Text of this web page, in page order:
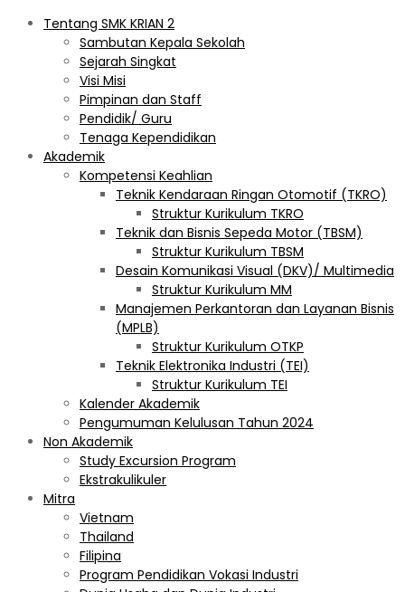
Tentang SMK KRIAN 2
Sambutan Kepala Sekolah
Sejarah Singkat
Visi Misi
Pimpinan dan Staff
Pendidik/ Guru
Tenaga Kependidikan
Akademik
Kompetensi Keahlian
Teknik Kendaraan Ringan Otomotif (TKRO)
Struktur Kurikulum TKRO
Teknik dan Bisnis Sepeda Motor (TBSM)
Struktur Kurikulum TBSM
Desain Komunikasi Visual (DKV)/ Multimedia
Struktur Kurikulum MM
Manajemen Perkantoran dan Layanan Bisnis
(MPLB)
Struktur Kurikulum OTKP
Teknik Elektronika Industri (TEI)
Struktur Kurikulum TEI
Kalender Akademik
Pengumuman Kelulusan Tahun 2024
Non Akademik
Study Excursion Program
Ekstrakulikuler
Mitra
Vietnam
Thailand
Filipina
Program Pendidikan Vokasi Industri